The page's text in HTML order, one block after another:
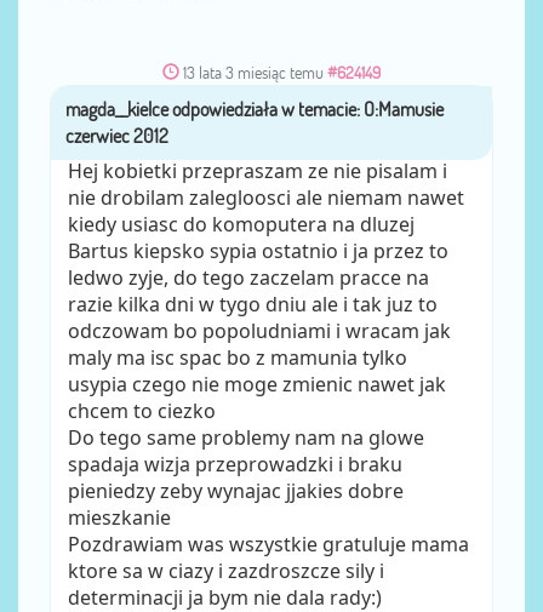
13 lata 3 miesiąc temu #624149
przezmagda__kielce
Hej kobietki przepraszam ze nie pisalam i
nie drobilam zalegloosci ale niemam nawet
kiedy usiasc do komoputera na dluzej
Bartus kiepsko sypia ostatnio i ja przez to
ledwo zyje, do tego zaczelam pracce na
razie kilka dni w tygo dniu ale i tak juz to
odczowam bo popoludniami i wracam jak
maly ma isc spac bo z mamunia tylko
usypia czego nie moge zmienic nawet jak
chcem to ciezko
Do tego same problemy nam na glowe
spadaja wizja przeprowadzki i braku
pieniedzy zeby wynajac jjakies dobre
mieszkanie
Pozdrawiam was wszystkie gratuluje mama
ktore sa w ciazy i zazdroszcze sily i
determinacji ja bym nie dala rady:)